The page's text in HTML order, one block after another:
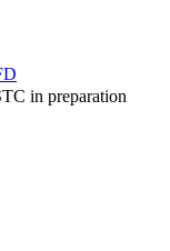
in preparation